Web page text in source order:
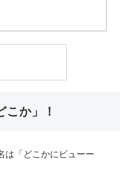
か」！
は「どこかにビューー